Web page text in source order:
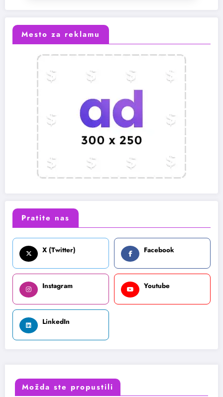
Mesto za reklamu
Pratite nas
X (Twitter) Facebook
Instagram Youtube
LinkedIn
Možda ste propustili